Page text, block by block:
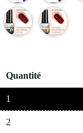
Quantité
1
2